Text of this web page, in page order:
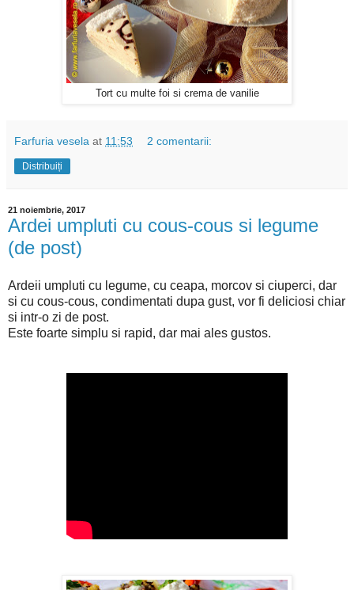
Tort cu multe foi si crema de vanilie
Farfuria vesela at 11:53 2 comentarii:
Distribuiți
21 noiembrie, 2017
Ardei umpluti cu cous-cous si legume
(de post)
Ardeii umpluti cu legume, cu ceapa, morcov si ciuperci, dar
si cu cous-cous, condimentati dupa gust, vor fi deliciosi chiar
si intr-o zi de post.
Este foarte simplu si rapid, dar mai ales gustos.